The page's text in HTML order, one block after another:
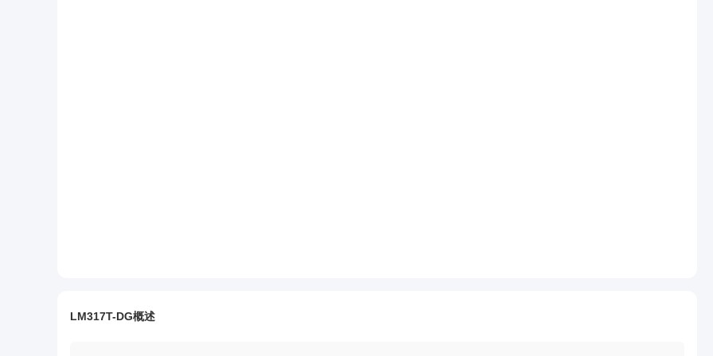
LM317T-DG概述